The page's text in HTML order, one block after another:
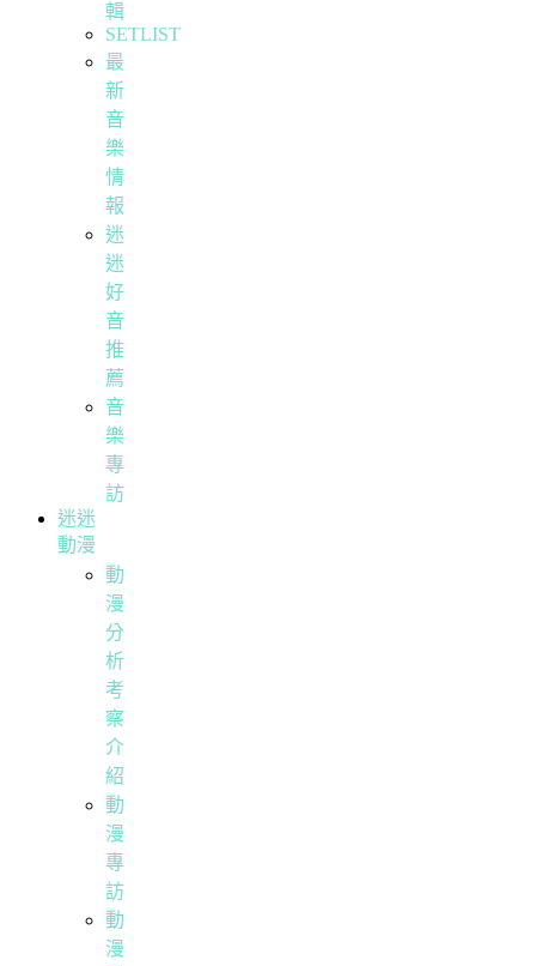
輯
SETLIST
最
新
音
樂
情
報
迷
迷
好
音
推
薦
音
樂
專
訪
迷迷
動漫
動
漫
分
析
考
察
介
紹
動
漫
專
訪
動
漫